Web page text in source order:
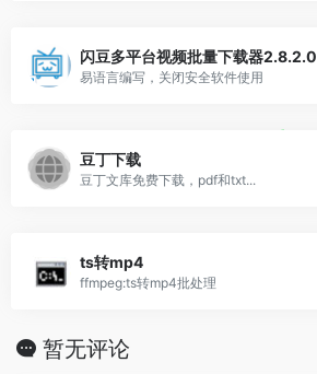
闪豆多平台视频批量下载器2.8.2.0
易语言编写，关闭安全软件使用
豆丁下载
豆丁文库免费下载，pdf和txt...
ts转mp4
ffmpeg:ts转mp4批处理
暂无评论